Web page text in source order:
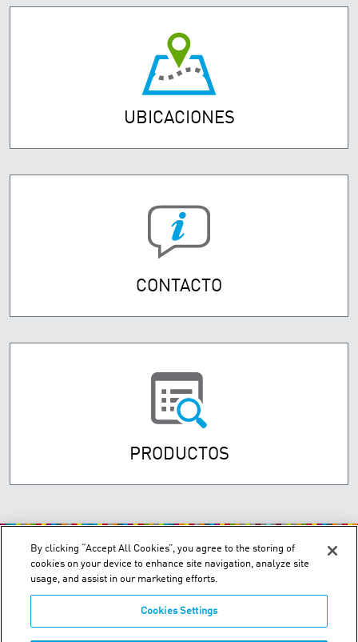
UBICACIONES
CONTACTO
PRODUCTOS
By clicking “Accept All Cookies”, you agree to the storing of
cookies on your device to enhance site navigation, analyze site
usage, and assist in our marketing efforts.
Cookies Settings